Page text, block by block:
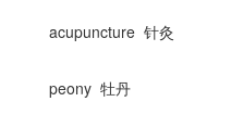
acupuncture 针灸
peony 牡丹